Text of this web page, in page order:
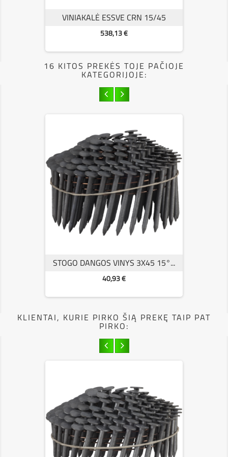
VINIAKALĖ ESSVE CRN 15/45
Kaina
538,13 €
16 KITOS PREKĖS TOJE PAČIOJE
KATEGORIJOJE:
STOGO DANGOS VINYS 3X45 15°...
Kaina
40,93 €
KLIENTAI, KURIE PIRKO ŠIĄ PREKĘ TAIP PAT
PIRKO: